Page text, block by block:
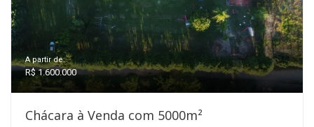
A partir de:
R$ 1.600.000
Chácara à Venda com 5000m²